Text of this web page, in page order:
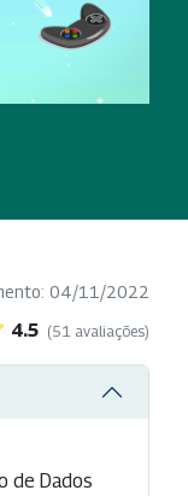
04/11/2022
4.5 (51 avaliações)
de Dados